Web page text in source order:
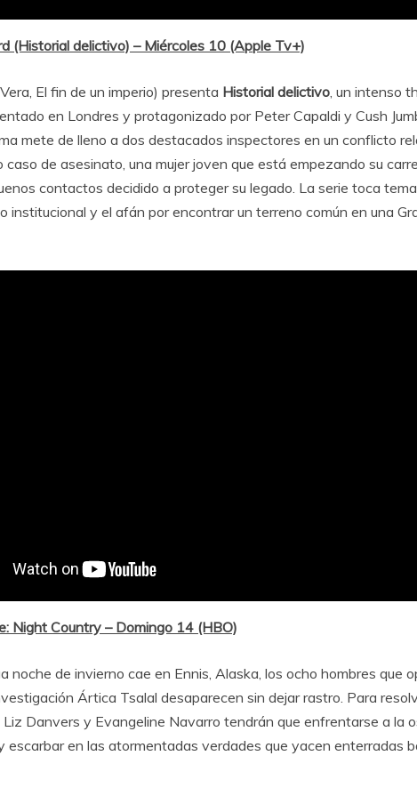
(Historial delictivo) – Miércoles 10 (Apple Tv+)
El fin de un imperio) presenta Historial delictivo, un intenso
en Londres y protagonizado por Peter Capaldi y Cush
mete de lleno a dos destacados inspectores en un conflicto
caso de asesinato, una mujer joven que está empezando su
contactos decidido a proteger su legado. La serie toca
institucional y el afán por encontrar un terreno común en una
Night Country – Domingo 14 (HBO)
noche de invierno cae en Ennis, Alaska, los ocho hombres que
Ártica Tsalal desaparecen sin dejar rastro. Para
Danvers y Evangeline Navarro tendrán que enfrentarse a la
escarbar en las atormentadas verdades que yacen enterradas